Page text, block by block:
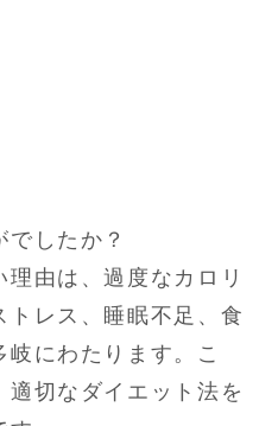
したか？
由は、過度なカロリ
トレス、睡眠不足、食
にわたります。こ
切なダイエット法を